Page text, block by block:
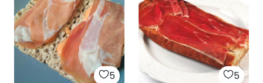
5 5